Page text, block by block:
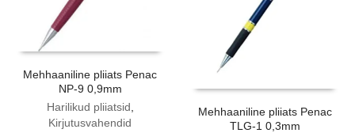
Mehhaaniline pliiats Penac
NP-9 0,9mm
Harilikud pliiatsid
Kirjutusvahendid
Mehhaaniline pliiats Penac
TLG-1 0,3mm